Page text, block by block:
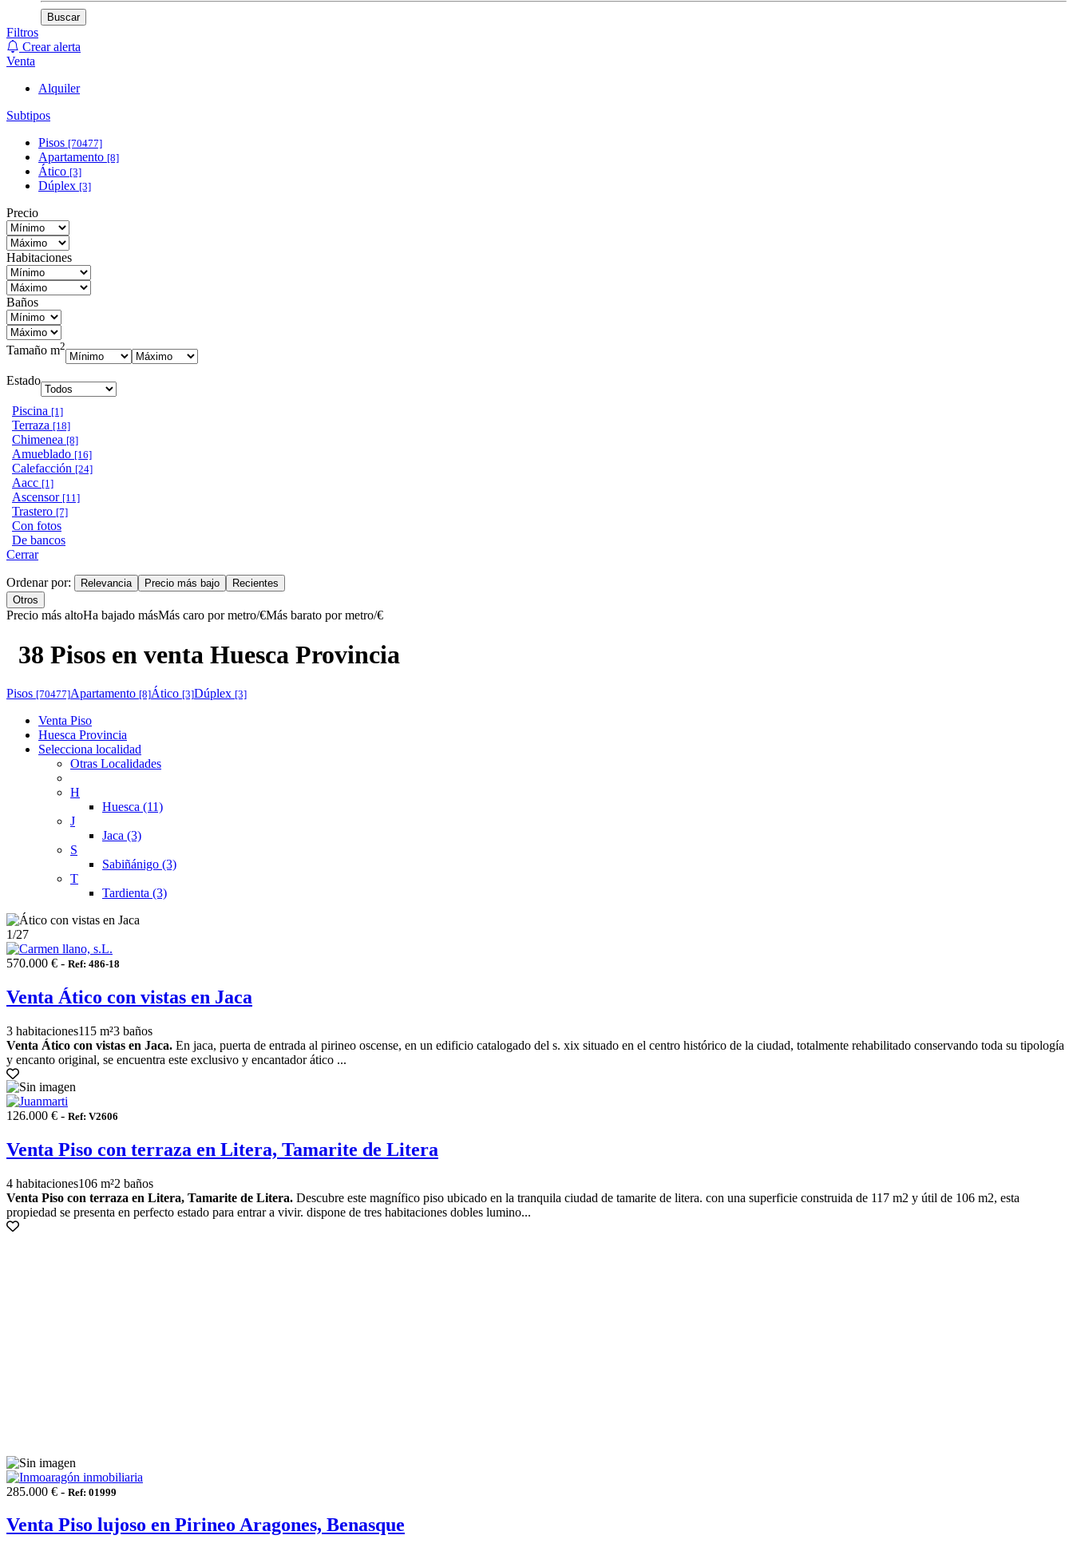
Buscar
Filtros
Crear alerta
Venta
Alquiler
Subtipos
Pisos [70477]
Apartamento [8]
Ático [3]
Dúplex [3]
Precio
Habitaciones
Baños
Tamaño m2
Estado
Piscina [1]
Terraza [18]
Chimenea [8]
Amueblado [16]
Calefacción [24]
Aacc [1]
Ascensor [11]
Trastero [7]
Con fotos
De bancos
Cerrar
Ordenar por: Relevancia Precio más bajo
Recientes
Otros
Precio más altoHa bajado másMás caro por metro/€Más barato por metro/€
38 Pisos en venta Huesca Provincia
Pisos [70477]Apartamento [8]Ático [3]Dúplex [3]
Venta Piso
Huesca Provincia
Selecciona localidad
Otras Localidades
H
Huesca (11)
J
Jaca (3)
S
Sabiñánigo (3)
T
Tardienta (3)
1/27
570.000 € - Ref: 486-18
Venta Ático con vistas en Jaca
3 habitaciones115 m²3 baños
Venta Ático con vistas en Jaca. En jaca, puerta de entrada al pirineo oscense, en un edificio catalogado del s. xix situado en el centro histórico de la ciudad, totalmente rehabilitado conservando toda su tipología
y encanto original, se encuentra este exclusivo y encantador ático ...
126.000 € - Ref: V2606
Venta Piso con terraza en Litera, Tamarite de Litera
4 habitaciones106 m²2 baños
Venta Piso con terraza en Litera, Tamarite de Litera. Descubre este magnífico piso ubicado en la tranquila ciudad de tamarite de litera. con una superficie construida de 117 m2 y útil de 106 m2, esta
propiedad se presenta en perfecto estado para entrar a vivir. dispone de tres habitaciones dobles lumino...
285.000 € - Ref: 01999
Venta Piso lujoso en Pirineo Aragones, Benasque